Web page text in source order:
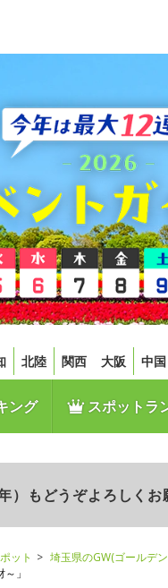
北陸 関西 大阪 中国
ング スポットラ
もどうぞよろしくお
ット
埼玉県のGW(ゴールデ
」